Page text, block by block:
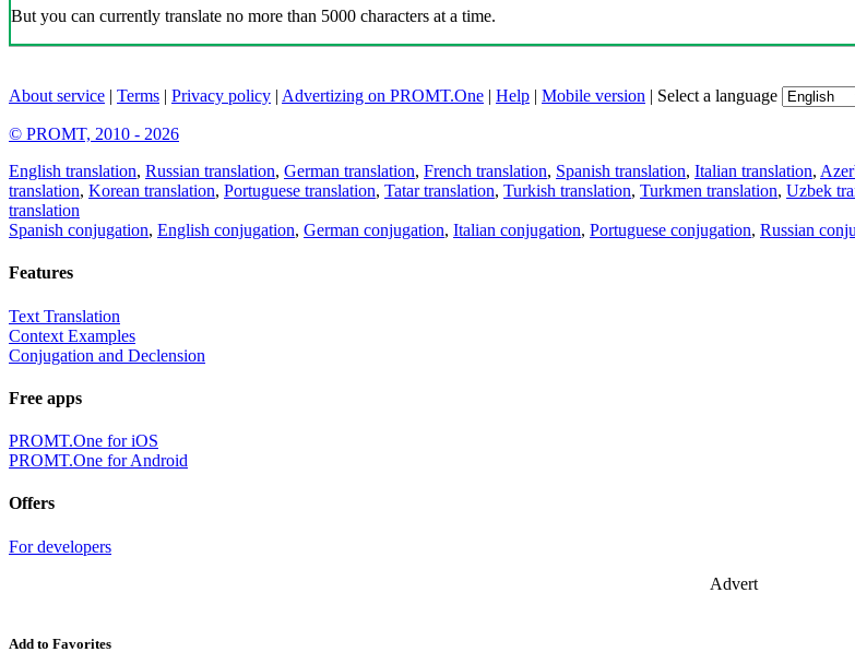
But you can currently translate no more than 5000 characters at a time.
About service | Terms | Privacy policy | Advertizing on PROMT.One | Help | Mobile version | Select a language
© PROMT, 2010 - 2026
English translation, Russian translation, German translation, French translation, Spanish translation, Italian translation,
translation, Korean translation, Portuguese translation, Tatar translation, Turkish translation, Turkmen translation, Uzbek
translation
Spanish conjugation, English conjugation, German conjugation, Italian conjugation, Portuguese conjugation, Russian
Features
Text Translation
Context Examples
Conjugation and Declension
Free apps
PROMT.One for iOS
PROMT.One for Android
Offers
For developers
Advert
Add to Favorites